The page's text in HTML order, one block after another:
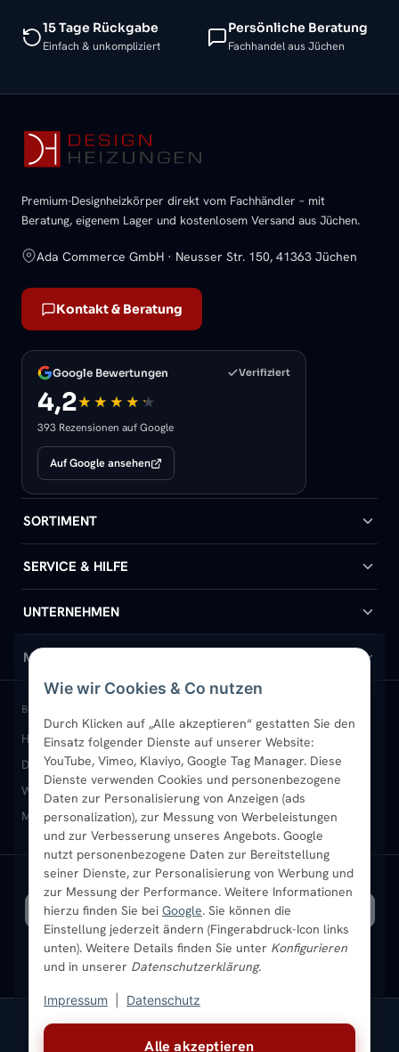
Alle akzeptieren
Wie wir Cookies & Co nutzen
Durch Klicken auf „Alle akzeptieren“ gestatten Sie den
Einsatz folgender Dienste auf unserer Website:
YouTube, Vimeo, Klaviyo, Google Tag Manager. Diese
Dienste verwenden Cookies und personenbezogene
Daten zur Personalisierung von Anzeigen (ads
personalization), zur Messung von Werbeleistungen
und zur Verbesserung unseres Angebots. Google
nutzt personenbezogene Daten zur Bereitstellung
seiner Dienste, zur Personalisierung von Werbung und
zur Messung der Performance. Weitere Informationen
hierzu finden Sie bei Google. Sie können die
Einstellung jederzeit ändern (Fingerabdruck-Icon links
unten). Weitere Details finden Sie unter Konfigurieren
und in unserer Datenschutzerklärung.
Impressum Datenschutz
15 Tage Rückgabe
Einfach & unkompliziert
Persönliche Beratung
Fachhandel aus Jüchen
Premium-Designheizkörper direkt vom Fachhändler – mit
Beratung, eigenem Lager und kostenlosem Versand aus Jüchen.
Ada Commerce GmbH · Neusser Str. 150, 41363 Jüchen
Kontakt & Beratung
Google Bewertungen Verifiziert
4,2
393 Rezensionen auf Google
Auf Google ansehen
SORTIMENT
Badheizkörper
Handtuchheizkörper
Design-Heizkörper
Paneelheizkörper
Vertikal-Heizkörper
Heizkörper-Zubehör
SERVICE & HILFE
Hilfe & Kontakt
Versand & Lieferung
Rückgabe & Widerruf
Garantie & Gewährleistung
Montageservice vor Ort
Sendung verfolgen
UNTERNEHMEN
Wir über uns
Standort & Abholung Jüchen
B2B-Kunden
Karriere
Ratgeber
Bestpreisgarantie
MEIN KONTO
Anmelden / Mein Konto
Merkliste
Newsletter
Aktuelle Angebote
BELIEBTE KATEGORIEN
Heizkörper kaufenBadheizkörperHandtuchheizkörper
Design-HeizkörperPaneelheizkörperVertikal-Heizkörper
Wandheizkörper Wohnraum-Heizkörper Badheizkörper Schwarz
Mischbetrieb-HeizkörperHeizkörper-ZubehörAktuelle Angebote
SICHERE ZAHLUNG VERSAND MIT